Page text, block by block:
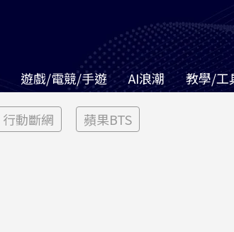
遊戲/電競/手遊 AI浪潮 教學/工
行動斷網 蘋果BTS